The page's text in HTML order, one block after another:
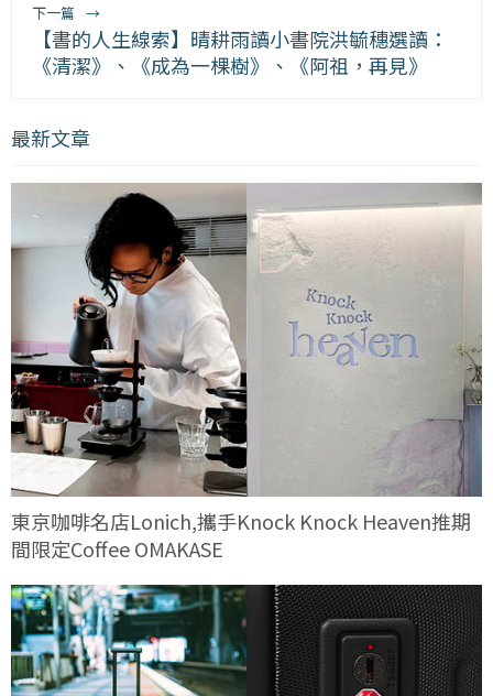
下一篇 →
【書的人生線索】晴耕雨讀小書院洪毓穗選讀：
《清潔》、《成為一棵樹》、《阿祖，再見》
最新文章
東京咖啡名店Lonich,攜手Knock Knock Heaven推期
間限定Coffee OMAKASE